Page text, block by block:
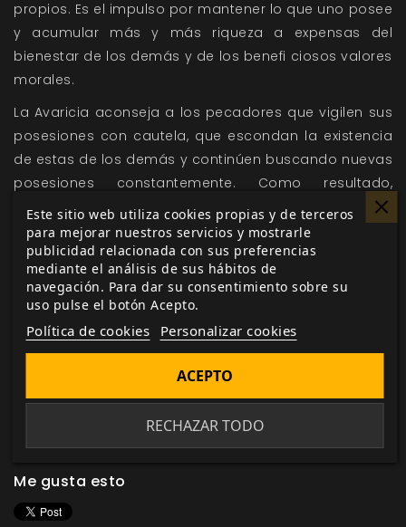
propios. Es el impulso por mantener lo que uno posee
y acumular más y más riqueza a expensas del
bienestar de los demás y de los benefi ciosos valores
morales.
La Avaricia aconseja a los pecadores que vigilen sus
posesiones con cautela, que escondan la existencia
de estas de los demás y continúen buscando nuevas
posesiones constantemente. Como resultado,
sentimientos como la generosidad, el altruismo, el
amor o el afecto familiar son olvidados de manera
gradual y reemplazados por la desconfi anza, la
cautela, las mentiras y la traición
Conoce más de este ser, sus poderes y los sectarios
que le acompañan enSiete Pecados, el compendio
de demonios, sectarios y reliquias, compatible con
sistemas SRD5 y OSR. Llena tus mazmorras y partidas
de fantasía de demonios.
Me gusta esto
Este sitio web utiliza cookies propias y de terceros
para mejorar nuestros servicios y mostrarle
publicidad relacionada con sus preferencias
mediante el análisis de sus hábitos de
navegación. Para dar su consentimiento sobre su
uso pulse el botón Acepto.
Política de cookies Personalizar cookies
RECHAZAR TODO
ACEPTO